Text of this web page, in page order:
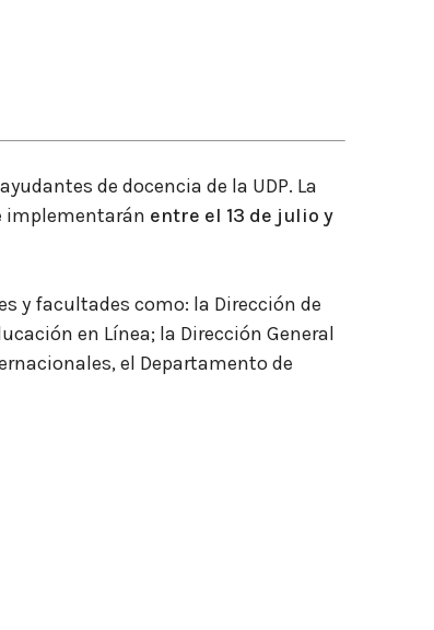
de docencia de la UDP. La
implementarán entre el 13 de julio y
y facultades como: la Dirección de
en Línea; la Dirección General
el Departamento de